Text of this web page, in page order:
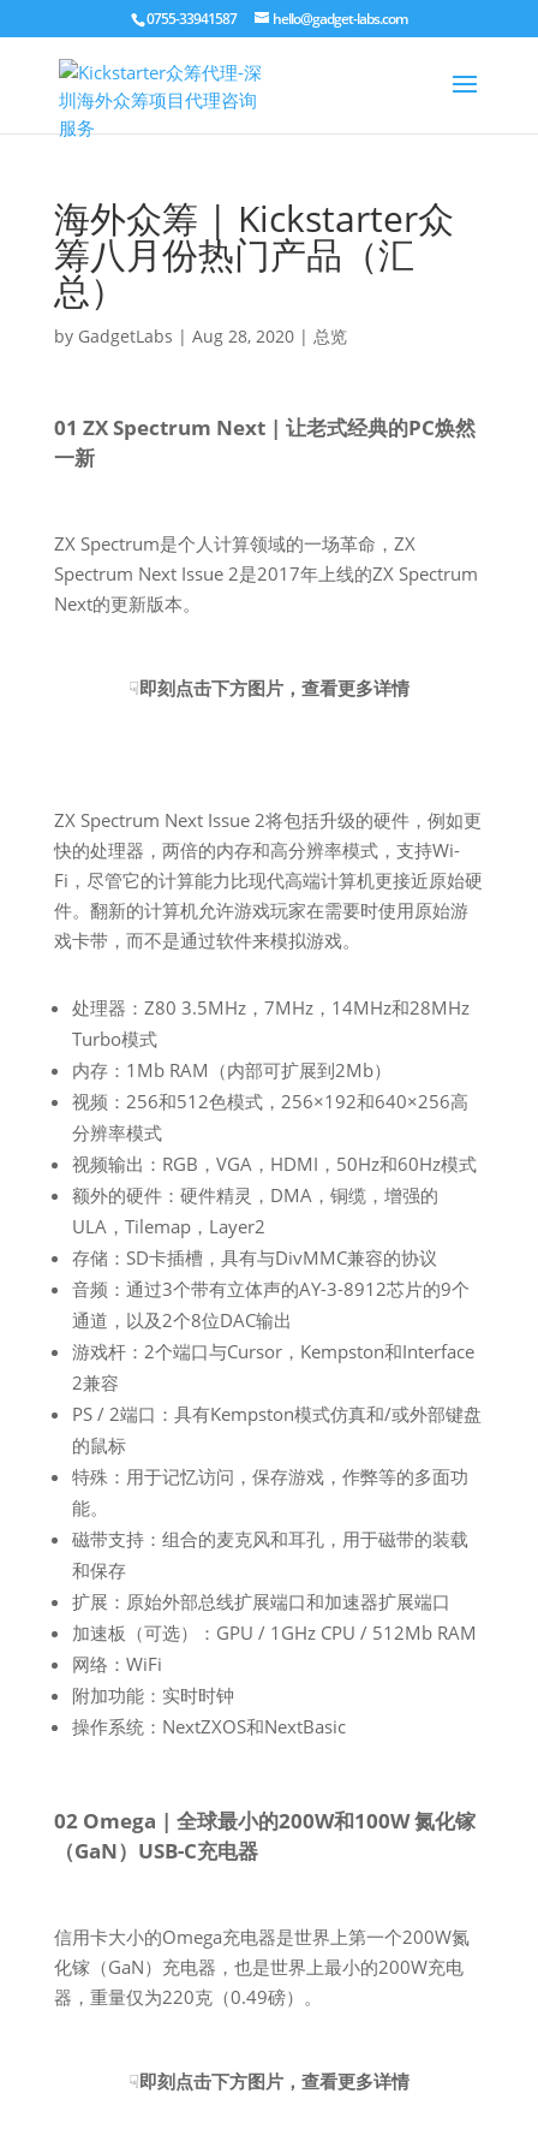
0755-33941587 hello@gadget-labs.com
海外众筹 | Kickstarter众
筹八月份热门产品（汇
总）
by GadgetLabs | Aug 28, 2020| 总览
01 ZX Spectrum Next | 让老式经典的PC焕然
一新
ZX Spectrum是个人计算领域的一场革命，ZX
Spectrum Next Issue 2是2017年上线的ZX Spectrum
Next的更新版本。
☟即刻点击下方图片，查看更多详情
ZX Spectrum Next Issue 2将包括升级的硬件，例如更
快的处理器，两倍的内存和高分辨率模式，支持Wi-
Fi，尽管它的计算能力比现代高端计算机更接近原始硬
件。翻新的计算机允许游戏玩家在需要时使用原始游
戏卡带，而不是通过软件来模拟游戏。
处理器：Z80 3.5MHz，7MHz，14MHz和28MHz
Turbo模式
内存：1Mb RAM（内部可扩展到2Mb）
视频：256和512色模式，256×192和640×256高
分辨率模式
视频输出：RGB，VGA，HDMI，50Hz和60Hz模式
额外的硬件：硬件精灵，DMA，铜缆，增强的
ULA，Tilemap，Layer2
存储：SD卡插槽，具有与DivMMC兼容的协议
音频：通过3个带有立体声的AY-3-8912芯片的9个
通道，以及2个8位DAC输出
游戏杆：2个端口与Cursor，Kempston和Interface
2兼容
PS / 2端口：具有Kempston模式仿真和/或外部键盘
的鼠标
特殊：用于记忆访问，保存游戏，作弊等的多面功
能。
磁带支持：组合的麦克风和耳孔，用于磁带的装载
和保存
扩展：原始外部总线扩展端口和加速器扩展端口
加速板（可选）：GPU / 1GHz CPU / 512Mb RAM
网络：WiFi
附加功能：实时时钟
操作系统：NextZXOS和NextBasic
02 Omega | 全球最小的200W和100W 氮化镓
（GaN）USB-C充电器
信用卡大小的Omega充电器是世界上第一个200W氮
化镓（GaN）充电器，也是世界上最小的200W充电
器，重量仅为220克（0.49磅）。
☟即刻点击下方图片，查看更多详情